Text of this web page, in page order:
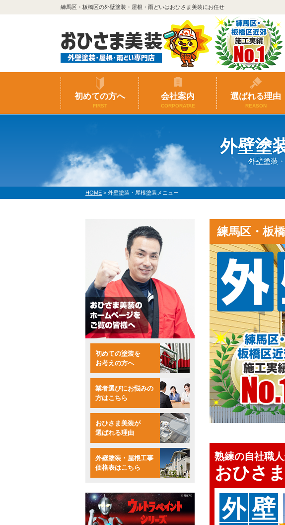
練馬区・板橋区の外壁塗装・屋根・雨どいはおひさま美装にお任せ
初めての方へ
FIRST
会社案内
CORPORATAE
選ばれる理由
REASON
外壁塗
外壁塗装
HOME > 外壁塗装・屋根塗装メニュー
練馬区・板
熟練の自社職
おひさ
外 壁
初めての塗装を
お考えの方へ
業者選びにお悩みの
方はこちら
おひさま美装が
選ばれる理由
外壁塗装・屋根工事
価格表はこちら